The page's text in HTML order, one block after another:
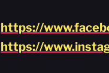
https://
https://